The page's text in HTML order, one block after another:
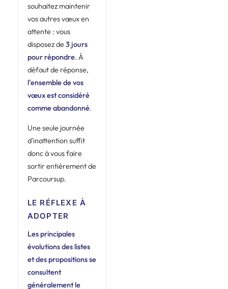
souhaitez maintenir
vos autres vœux en
attente : vous
disposez de3 jours
pour répondre. À
défaut de réponse,
l'ensemble de vos
vœux est considéré
comme abandonné.
Une seule journée
d'inattention suffit
donc à vous faire
sortir entièrement de
Parcoursup.
LE RÉFLEXE À
ADOPTER
Les principales
évolutions des listes
et des propositions se
consultent
généralement le